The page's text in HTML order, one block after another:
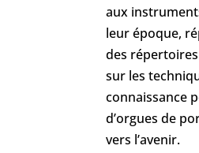
aux
leur époque,
des
sur les
connaissance
d’orgues de
vers l’avenir.